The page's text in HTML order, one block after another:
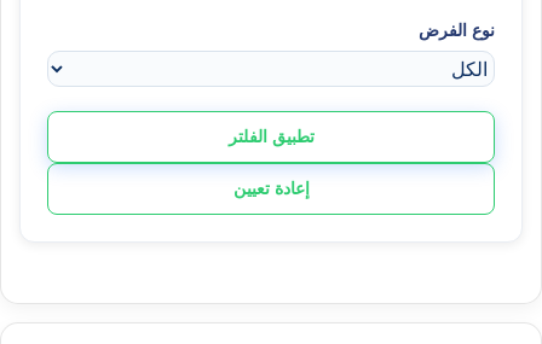
نوع الفرض
تطبيق الفلتر
إعادة تعيين